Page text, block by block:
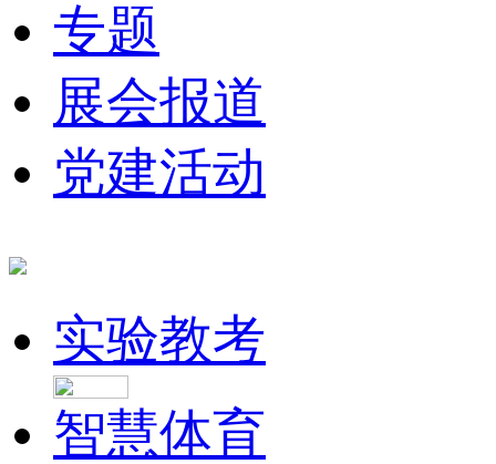
专题
展会报道
党建活动
实验教考
智慧体育